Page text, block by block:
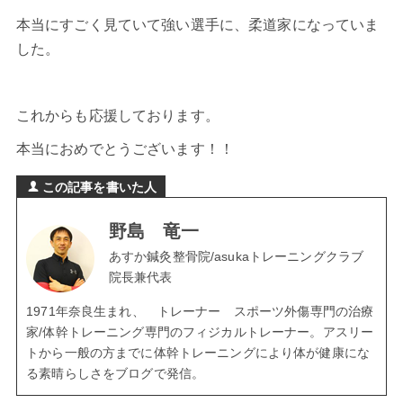
本当にすごく見ていて強い選手に、柔道家になっていま
した。
これからも応援しております。
本当におめでとうございます！！
この記事を書いた人
野島 竜一
あすか鍼灸整骨院/asukaトレーニングクラブ
院長兼代表
1971年奈良生まれ、 トレーナー スポーツ外傷専門の治療
家/体幹トレーニング専門のフィジカルトレーナー。アスリー
トから一般の方までに体幹トレーニングにより体が健康にな
る素晴らしさをブログで発信。